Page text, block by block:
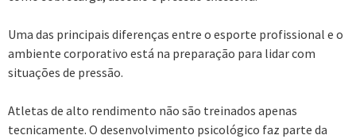
Uma das principais diferenças entre o esporte profissional e o
ambiente corporativo está na preparação para lidar com
situações de pressão.
Atletas de alto rendimento não são treinados apenas
tecnicamente. O desenvolvimento psicológico faz parte da